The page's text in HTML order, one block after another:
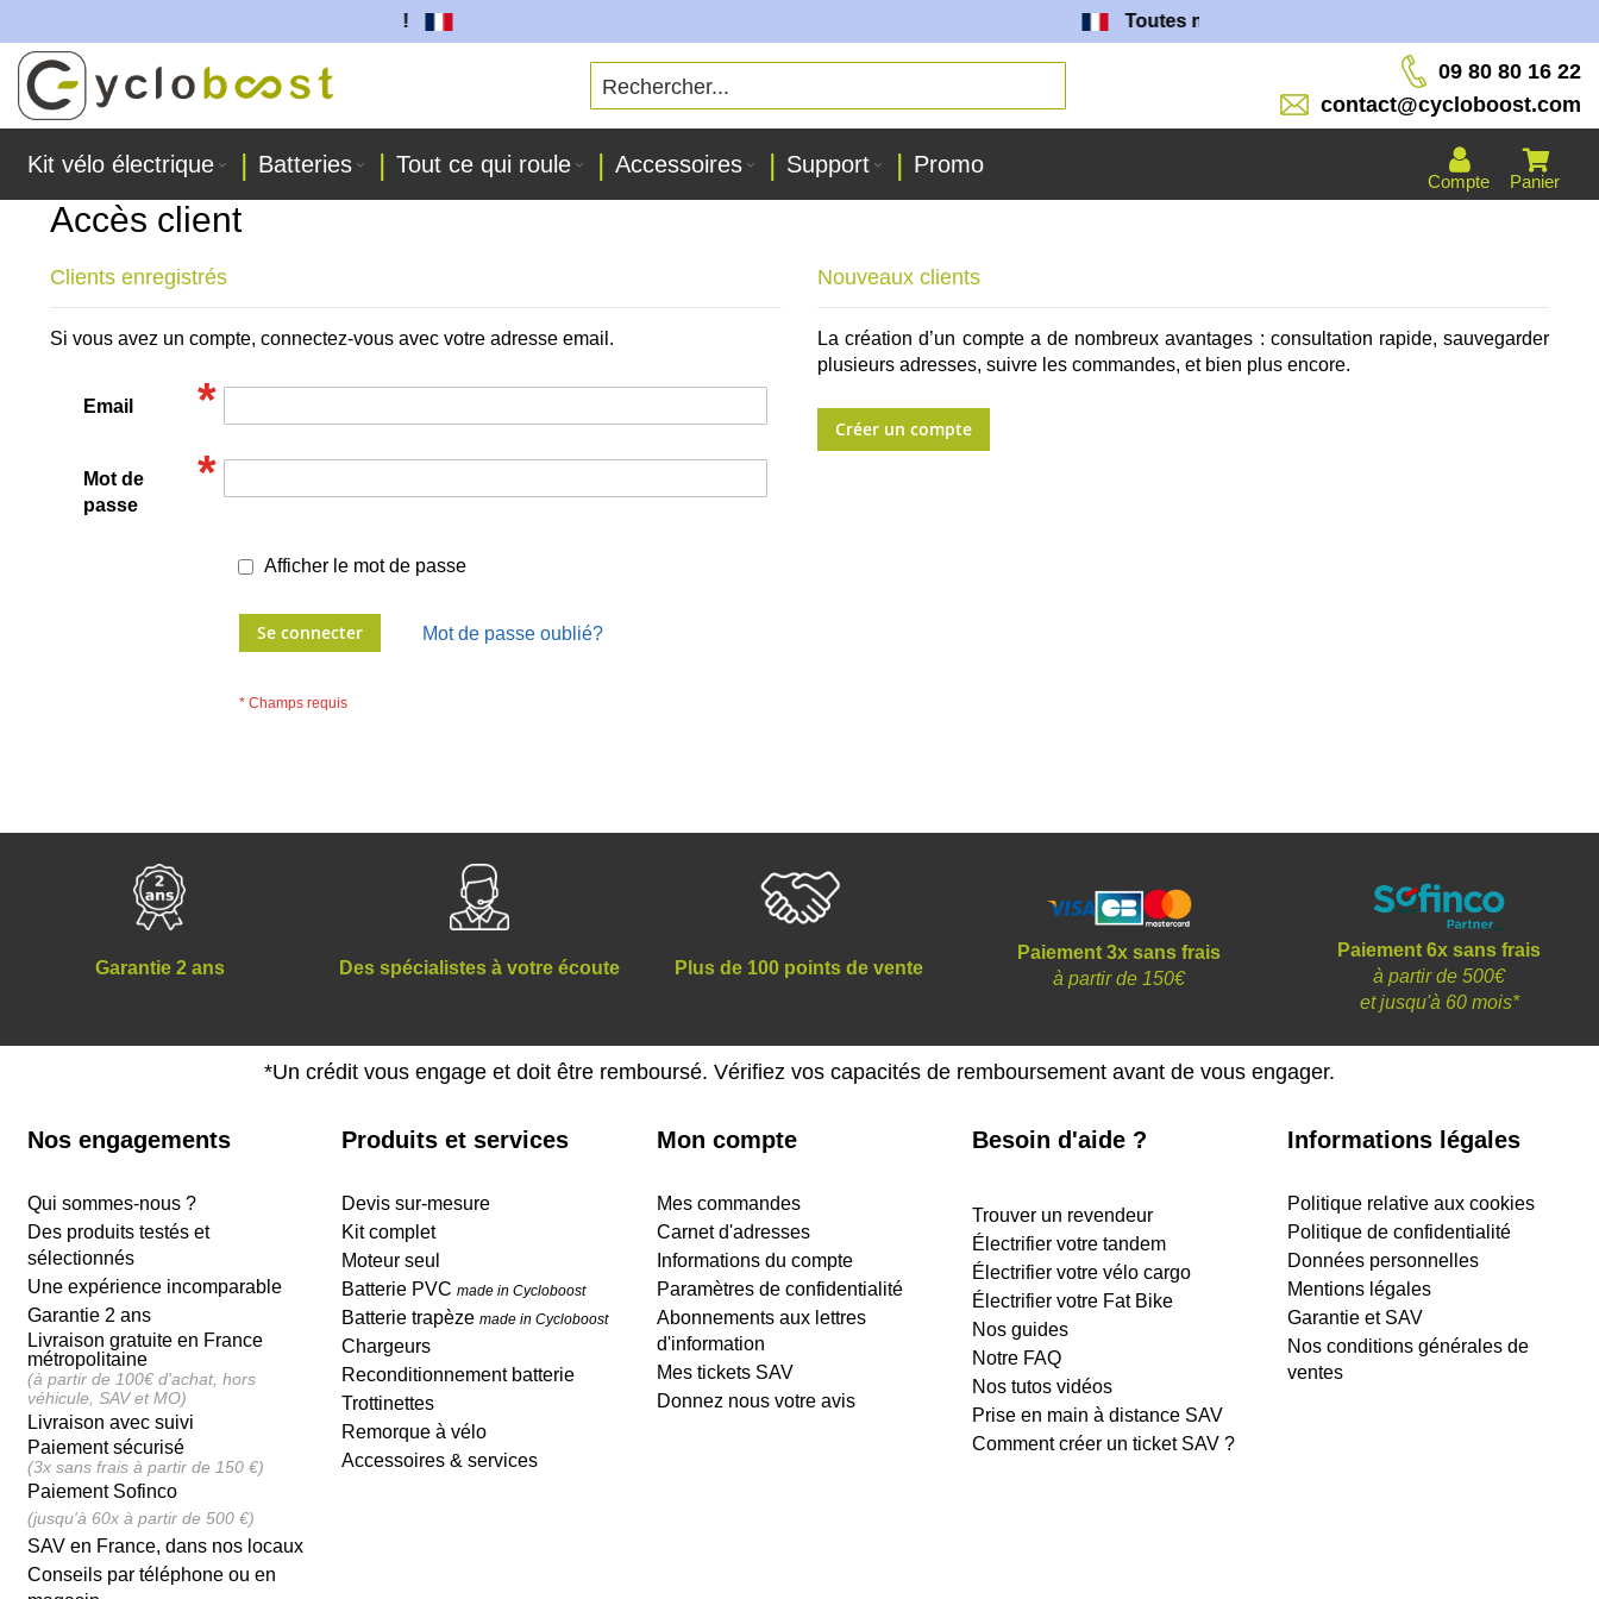
Toutes nos batteries sont fabriquées dans nos ateliers
Allez
au
contenu
09 80 80 16 22
contact@cycloboost.com
Panier
Compte
Kit vélo électrique Batteries Tout ce qui roule Accessoires Support Promo
Accès client
Clients enregistrés
Si vous avez un compte, connectez-vous avec votre adresse email.
Email
Mot de
passe
Afficher le mot de passe
Se connecter Mot de passe oublié?
Nouveaux clients
La création d’un compte a de nombreux avantages : consultation rapide, sauvegarder
plusieurs adresses, suivre les commandes, et bien plus encore.
Créer un compte
Garantie 2 ans Des spécialistes à votre écoute Plus de 100 points de vente
Paiement 3x sans frais
à partir de 150€
Paiement 6x sans frais
à partir de 500€
etjusqu'à 60 mois*
*Un crédit vous engage et doit être remboursé. Vérifiez vos capacités de remboursement avant de vous engager.
Nos engagements
Qui sommes-nous ?
Des produits testés et
sélectionnés
Une expérience incomparable
Garantie 2 ans
Livraison gratuite en France
métropolitaine
(à partir de 100€ d'achat, hors
véhicule, SAV et MO)
Livraison avec suivi
Paiement sécurisé
(3x sans frais à partir de 150 €)
Paiement Sofinco
(jusqu'à 60x à partir de 500 €)
SAV en France, dans nos locaux
Conseils par téléphone ou en
Produits et services
Devis sur-mesure
Kit complet
Moteur seul
Batterie PVCmade in Cycloboost
Batterie trapèzemade in Cycloboost
Chargeurs
Reconditionnement batterie
Trottinettes
Remorque à vélo
Accessoires & services
Mon compte
Mes commandes
Carnet d'adresses
Informations du compte
Paramètres de confidentialité
Abonnements aux lettres
d'information
Mes tickets SAV
Donnez nous votre avis
Besoin d'aide ?
Trouver un revendeur
Électrifier votre tandem
Électrifier votre vélo cargo
Électrifier votre Fat Bike
Nos guides
Notre FAQ
Nos tutos vidéos
Prise en main à distance SAV
Comment créer un ticket SAV ?
Informations légales
Politique relative aux cookies
Politique de confidentialité
Données personnelles
Mentions légales
Garantie et SAV
Nos conditions générales de
ventes